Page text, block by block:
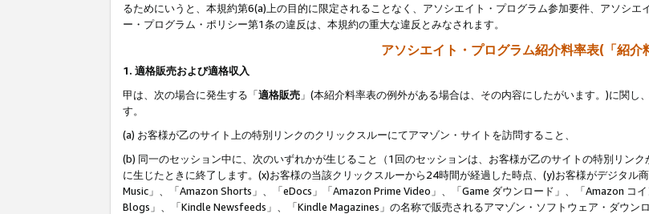
るためにいうと、本規約第6(a)上の目的に限定されることなく、アソシエイト・プログラム参加要件、アソシ
ー・プログラム・ポリシー第1条の違反は、本規約の重大な違反とみなされます。
アソシエイト・プログラム紹介料率表(「紹介
1. 適格販売および適格収入
甲は、次の場合に発生する「適格販売 」(本紹介料率表の例外がある場合は、その内容にしたがいます。)に関
す。
(a) お客様が乙のサイト上の特別リンクのクリックスルーにてアマゾン・サイトを訪問すること、
(b) 同一のセッション中に、次のいずれかが生じること（1回のセッションは、お客様が乙のサイトの特別リン
に生じたときに終了します。(x)お客様の当該クリックスルーから24時間が経過した時点、(y)お客様がデジタル
Music」、「Amazon Shorts」、「eDocs」「Amazon Prime Video」、「Game ダウンロード」、「Amazon コ
Blogs」、「Kindle Newsfeeds」、「Kindle Magazines」の名称で販売されるアマゾン・ソフトウェア・ダウン